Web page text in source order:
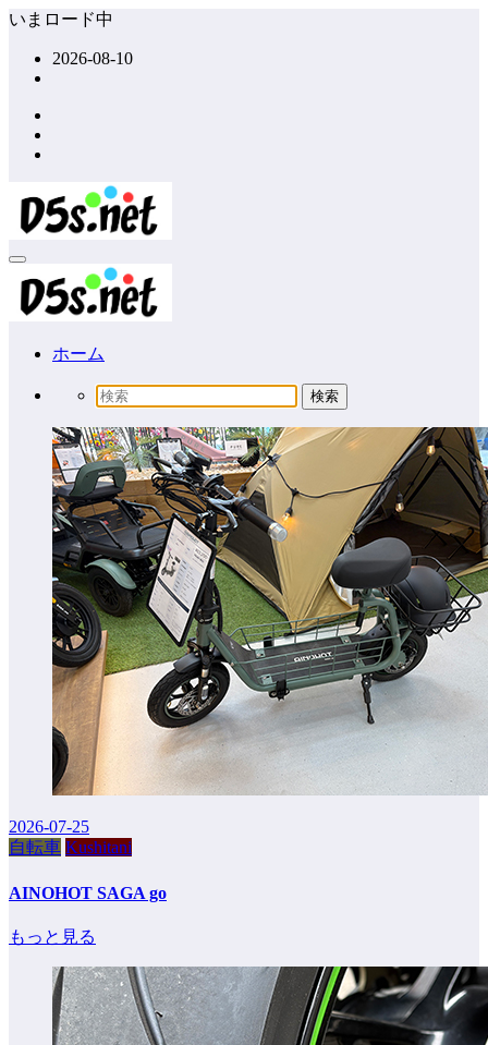
コ
ッ
プ
いまロード中
2026-08-10
ホーム
2026-07-25
自転車 Kushitani
AINOHOT SAGA go
もっと見る